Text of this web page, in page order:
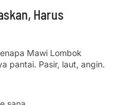
Harus
Mawi Lombok
pantai. Pasir, laut, angin.